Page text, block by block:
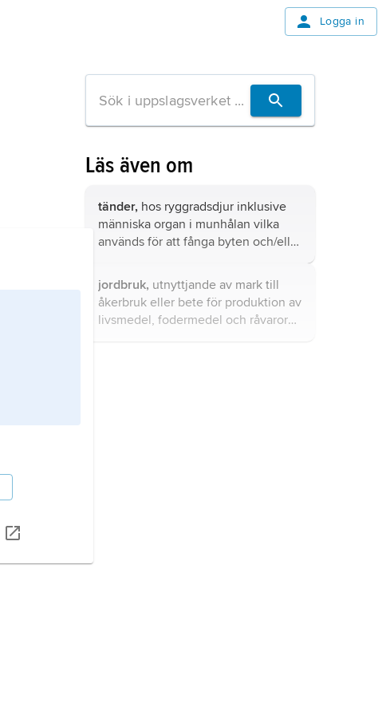
Logga in
Läs även om
tänder, hos ryggradsdjur inklusive
människa organ i munhålan vilka
används för att fånga byten och/eller
för försvar.
jordbruk, utnyttjande av mark till
åkerbruk eller bete för produktion av
livsmedel, fodermedel och råvaror